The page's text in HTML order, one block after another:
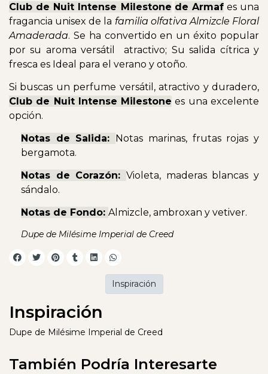
Club de Nuit Intense Milestone de Armafes una
fragancia unisex de la familia olfativa Almizcle Floral
Amaderada. Se ha convertido en un éxito popular
por su aroma versátil atractivo; Su salida cítrica y
fresca es Ideal para el verano y otoño.
Si buscas un perfume versátil, atractivo y duradero,
Club de Nuit Intense Milestone es una excelente
opción.
Notas de Salida: Notas marinas, frutas rojas y
bergamota.
Notas de Corazón: Violeta, maderas blancas y
sándalo.
Notas de Fondo: Almizcle, ambroxan y vetiver.
Dupe de Milésime Imperial de Creed
Inspiración
Dupe de Milésime Imperial de Creed
Inspiración
También Podría Interesarte